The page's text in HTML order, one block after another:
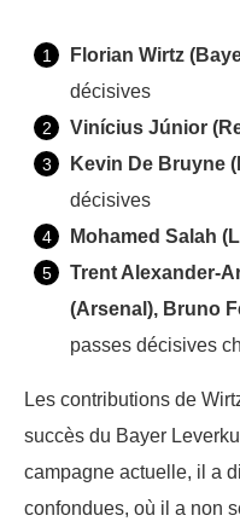
Florian Wirtz
décisives
Vinícius Júnior
Kevin De Bruyne
décisives
Mohamed Salah
Trent Alexander-
(Arsenal), Bruno
passes décisives
Les contributions de
succès du Bayer
campagne actuelle, il a
confondues, où il a non